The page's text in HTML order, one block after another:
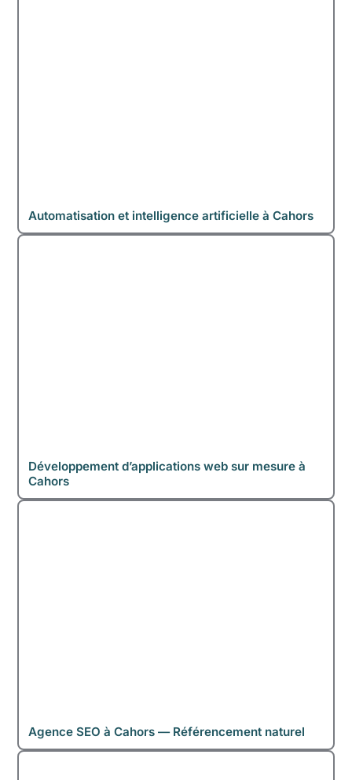
Automatisation et intelligence artificielle à Cahors
Développement d’applications web sur mesure à
Cahors
Agence SEO à Cahors — Référencement naturel